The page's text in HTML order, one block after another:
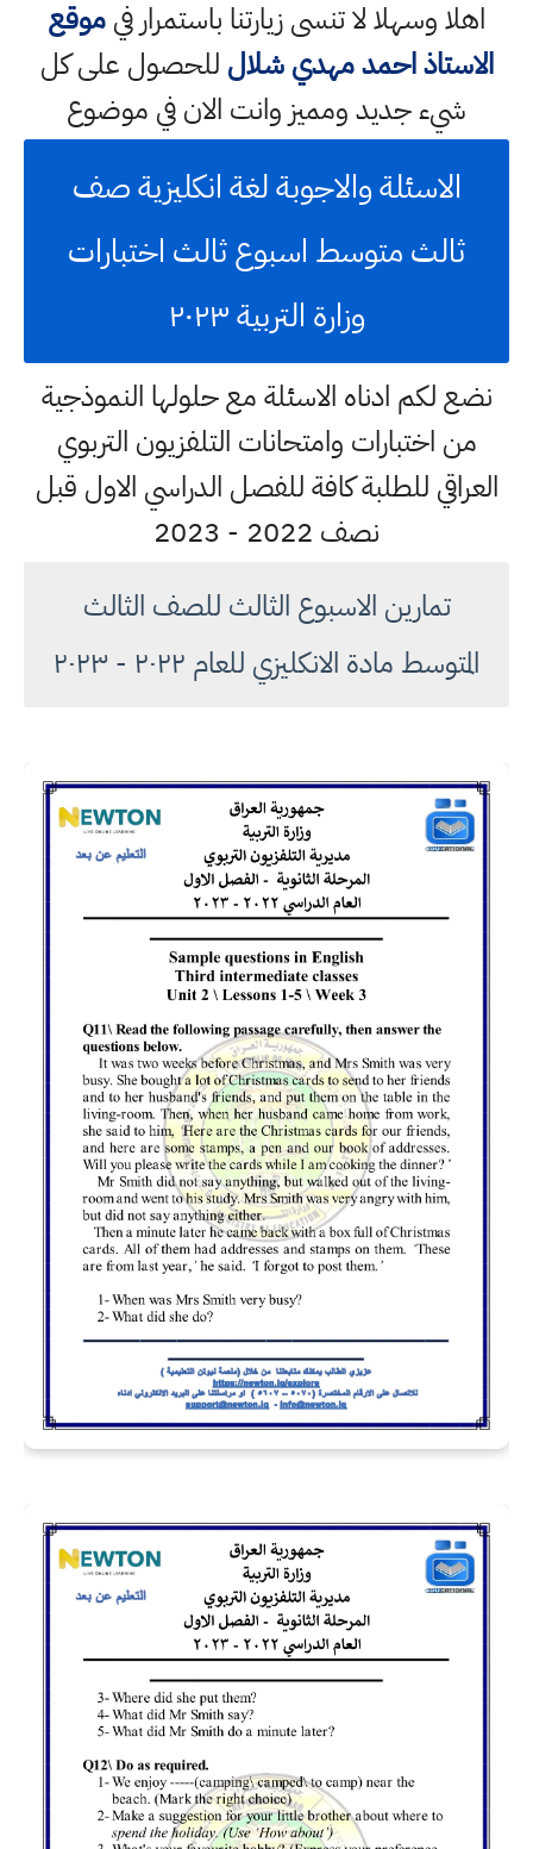
اهلا وسهلالا تنسى زيارتنا باستمرار فيموقع
الاستاذ احمد مهدي شلال للحصول على كل
شيء جديد ومميز وانت الان في موضوع
الاسئلة والاجوبة لغة انكليزية صف
ثالث متوسط اسبوع ثالث اختبارات
وزارة التربية ٢٠٢٣
نضع لكم ادناه الاسئلة مع حلولها النموذجية
من اختبارات وامتحانات التلفزيون التربوي
العراقي للطلبة كافة للفصل الدراسي الاول قبل
نصف 2022 - 2023
تمارين الاسبوع الثالث للصف الثالث
المتوسط مادة الانكليزي للعام ٢٠٢٢ - ٢٠٢٣